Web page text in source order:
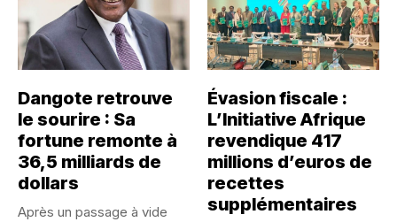
Dangote retrouve
le sourire : Sa
fortune remonte à
36,5 milliards de
dollars
Après un passage à vide
Évasion fiscale :
L’Initiative Afrique
revendique 417
millions d’euros de
recettes
supplémentaires